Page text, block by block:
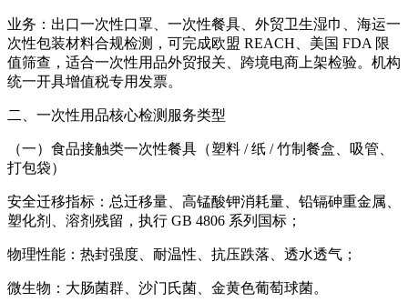
业务：出口一次性口罩、一次性餐具、外贸卫生湿巾、海运一
次性包装材料合规检测，可完成欧盟 REACH、美国 FDA 限
值筛查，适合一次性用品外贸报关、跨境电商上架检验。机构
统一开具增值税专用发票。
二、一次性用品核心检测服务类型
（一）食品接触类一次性餐具（塑料 / 纸 / 竹制餐盒、吸管、
打包袋）
安全迁移指标：总迁移量、高锰酸钾消耗量、铅镉砷重金属、
塑化剂、溶剂残留，执行 GB 4806 系列国标；
物理性能：热封强度、耐温性、抗压跌落、透水透气；
微生物：大肠菌群、沙门氏菌、金黄色葡萄球菌。